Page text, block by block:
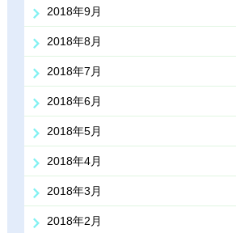
2018年9月
2018年8月
2018年7月
2018年6月
2018年5月
2018年4月
2018年3月
2018年2月